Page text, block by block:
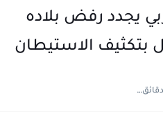
يجدد رفض بلاده
بتكثيف الاستيطان